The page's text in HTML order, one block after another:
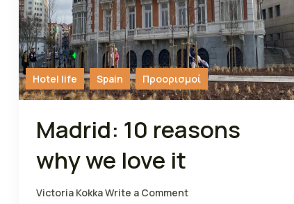
Hotel life Spain Προορισμοί
Madrid: 10 reasons
why we love it
Victoria KokkaWrite a Comment